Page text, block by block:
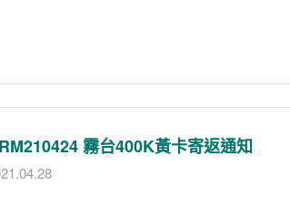
霧台400K黃卡寄返通知